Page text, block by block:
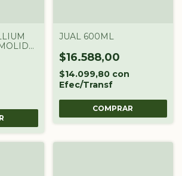
JUAL 600ML
$16.588,00
$14.099,80 con
Efec/Transf